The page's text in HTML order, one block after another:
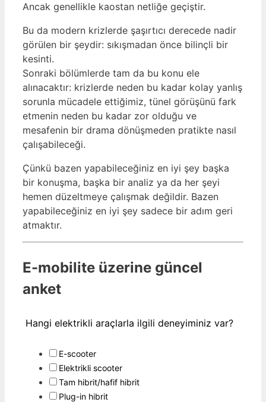
Ancak genellikle kaostan netliğe geçiştir.
Bu da modern krizlerde şaşırtıcı derecede nadir
görülen bir şeydir: sıkışmadan önce bilinçli bir
kesinti.
Sonraki bölümlerde tam da bu konu ele
alınacaktır: krizlerde neden bu kadar kolay yanlış
sorunla mücadele ettiğimiz, tünel görüşünü fark
etmenin neden bu kadar zor olduğu ve
mesafenin bir drama dönüşmeden pratikte nasıl
çalışabileceği.
Çünkü bazen yapabileceğiniz en iyi şey başka
bir konuşma, başka bir analiz ya da her şeyi
hemen düzeltmeye çalışmak değildir. Bazen
yapabileceğiniz en iyi şey sadece bir adım geri
atmaktır.
E-mobilite üzerine güncel
anket
Hangi elektrikli araçlarla ilgili deneyiminiz var?
E-scooter
Elektrikli scooter
Tam hibrit/hafif hibrit
Plug-in hibrit